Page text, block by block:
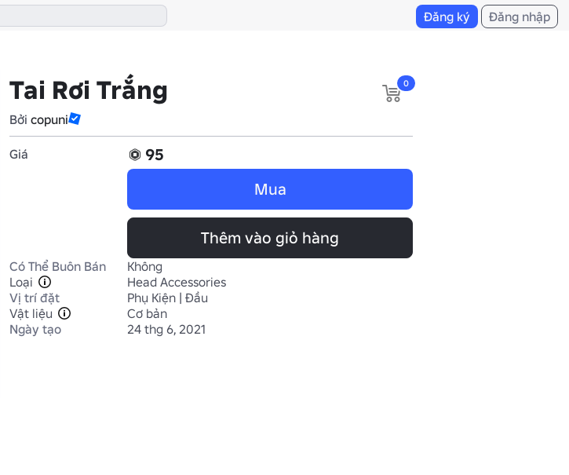
Đăng ký Đăng nhập
Tai Rơi Trắng
Bởi copuni
0
Giá
95
Mua
Thêm vào giỏ hàng
Có Thể Buôn Bán
Không
Loại
Head Accessories
Vị trí đặt
Phụ Kiện | Đầu
Vật liệu
Cơ bản
Ngày tạo
24 thg 6, 2021